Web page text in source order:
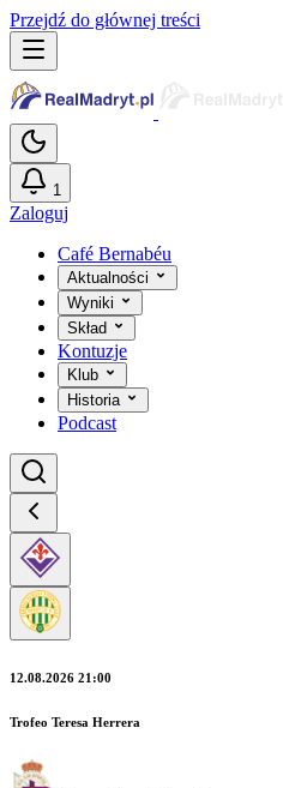
Przejdź do głównej treści
1
Zaloguj
Café Bernabéu
Aktualności
Wyniki
Skład
Kontuzje
Klub
Historia
Podcast
12.08.2026 21:00
Trofeo Teresa Herrera